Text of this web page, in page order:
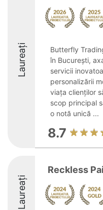
Laureați
Butterfly
în București,
servicii
personalizării
viața clienților
scop principal
o notă unică ...
8.7
Laureați
Reckless